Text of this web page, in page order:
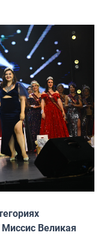
Миссис Великая